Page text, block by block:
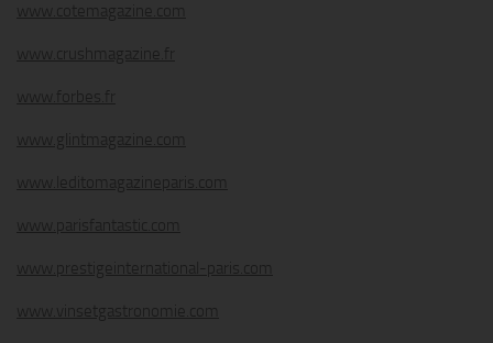
www.cotemagazine.com
www.crushmagazine.fr
www.forbes.fr
www.glintmagazine.com
www.leditomagazineparis.com
www.parisfantastic.com
www.prestigeinternational-paris.com
www.vinsetgastronomie.com